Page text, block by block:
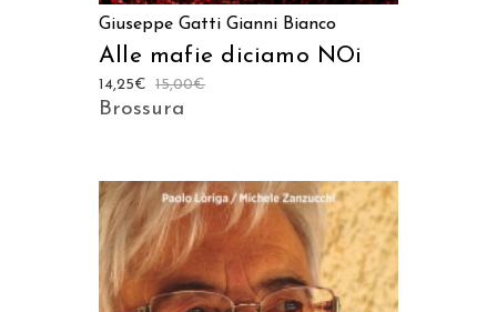
Giuseppe Gatti Gianni Bianco
Alle mafie diciamo NOi
15,00€
14,25€
Brossura